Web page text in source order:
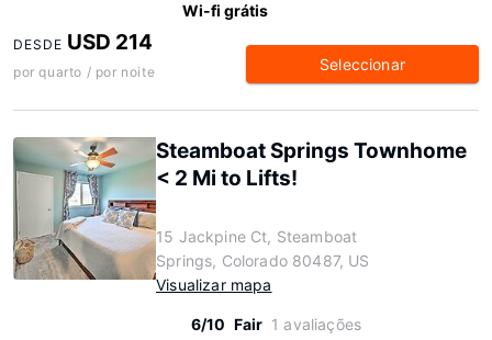
Wi-fi grátis
DESDE USD 214
por quarto / por noite Seleccionar
Steamboat Springs Townhome
< 2 Mi to Lifts!
15 Jackpine Ct, Steamboat
Springs, Colorado 80487, US
Visualizar mapa
6/10 Fair 1 avaliações